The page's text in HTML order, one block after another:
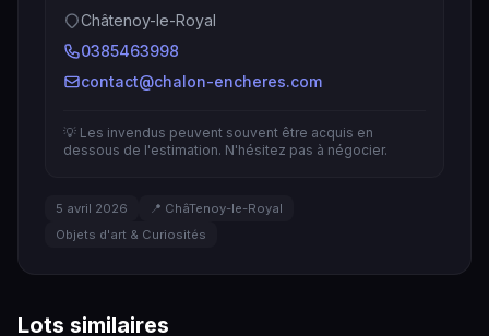
Châtenoy-le-Royal
0385463998
contact@chalon-encheres.com
💡 Les invendus peuvent souvent être acquis en
dessous de l'estimation. N'hésitez pas à négocier.
5 avril 2026
📍 ChâTenoy-le-Royal
Objets d'art & Curiosités
Lots similaires